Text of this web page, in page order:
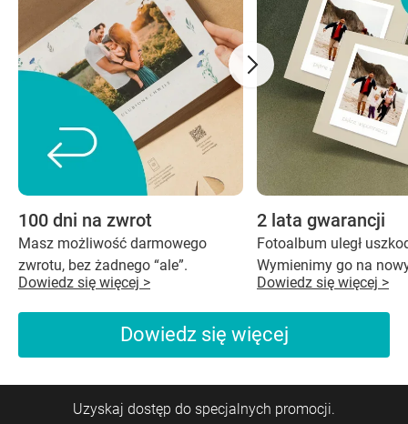
100 dni na zwrot
Masz możliwość darmowego
zwrotu, bez żadnego “ale”.
Dowiedz się więcej >
2 lata gwarancji
Fotoalbum uległ
Wymienimy go na
Dowiedz się więcej >
Dowiedz się więcej
Uzyskaj dostęp do specjalnych promocji.